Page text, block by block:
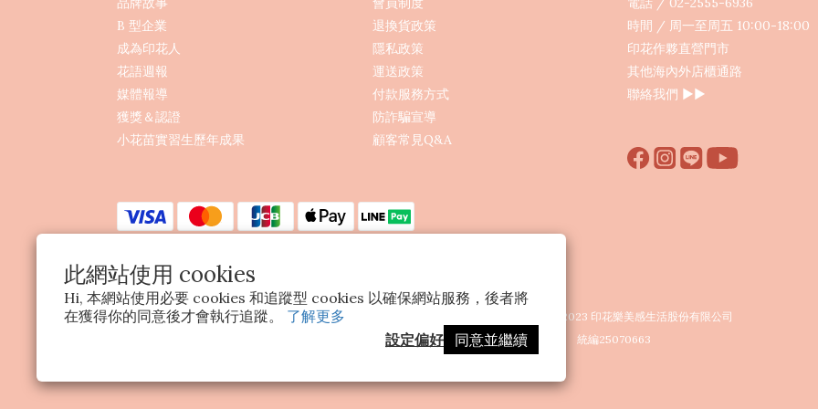
此網站使用 cookies
Hi, 本網站使用必要 cookies 和追蹤型 cookies 以確保網站服務，後者將
在獲得你的同意後才會執行追蹤。 了解更多
設定偏好
同意並繼續
B 型企業
成為印花人
花語週報
媒體報導
獲獎＆認證
小花苗實習生歷年成果
退換貨政策
隱私政策
運送政策
付款服務方式
防詐騙宣導
顧客常見Q&A
時間 / 周一至周五 10:00-18:00
印花作夥直營門市
其他海內外店櫃通路
聯絡我們 ▶︎▶︎
Copyright © 2023 印花樂美感生活股份有限公司
統編25070663